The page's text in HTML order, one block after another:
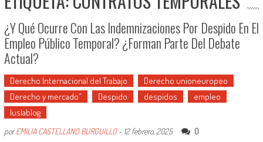
¿Y Qué Ocurre Con Las Indemnizaciones Por Despido En El
Empleo Público Temporal? ¿Forman Parte Del Debate
Actual?
Derecho Internacional del Trabajo
Derecho unioneuropeo
Derecho y mercado"
Despido despidos
empleo
Iuslablog
porEMILIA CASTELLANO BURGUILLO- 12 febrero, 2025 0